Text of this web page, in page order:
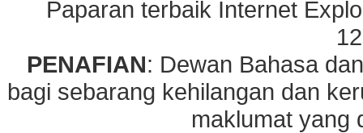
Paparan terbaik Internet
PENAFIAN: Dewan Bahasa
bagi sebarang kehilangan dan
maklumat yang